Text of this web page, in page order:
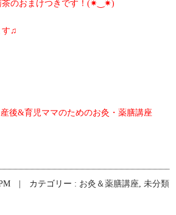
茶のおまけつきです！(✷‿✷)
す♫
産後&育児ママのためのお灸・薬膳講座
PM | カテゴリー : お灸＆薬膳講座, 未分類